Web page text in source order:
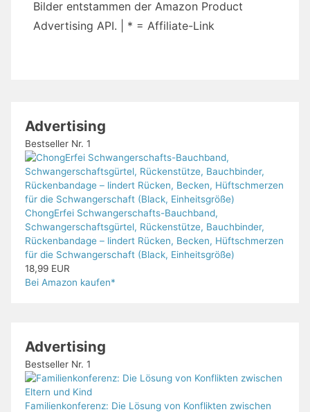
Bilder entstammen der Amazon Product
Advertising API. | * = Affiliate-Link
Advertising
Bestseller Nr. 1
ChongErfei Schwangerschafts-Bauchband,
Schwangerschaftsgürtel, Rückenstütze, Bauchbinder,
Rückenbandage – lindert Rücken, Becken, Hüftschmerzen
für die Schwangerschaft (Black, Einheitsgröße)
18,99 EUR
Bei Amazon kaufen*
Advertising
Bestseller Nr. 1
Familienkonferenz: Die Lösung von Konflikten zwischen